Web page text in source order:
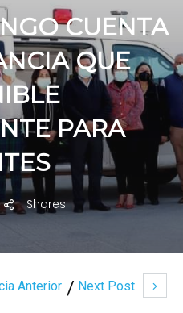
Anterior Next Post
CUENTA
QUE
PARA
Shares